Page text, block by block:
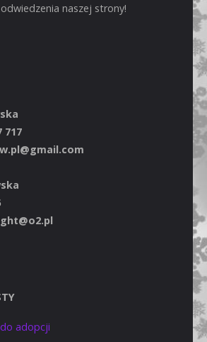
naszej strony!
717
adopcji